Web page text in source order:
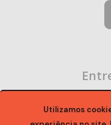
Utilizamos